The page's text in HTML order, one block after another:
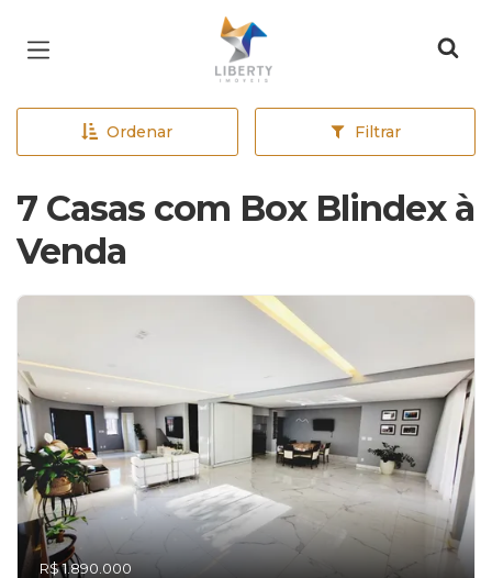
Página inicial
Ordenar Filtrar
7 Casas com Box Blindex à
Venda
R$ 1.890.000